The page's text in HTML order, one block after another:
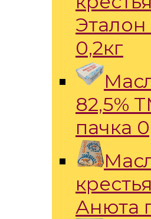
Эталон
0,2кг
82,5%
пачка
Анюта